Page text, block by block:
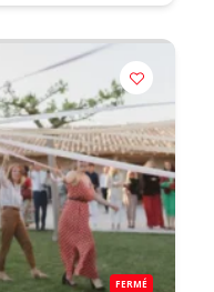
FERMÉ